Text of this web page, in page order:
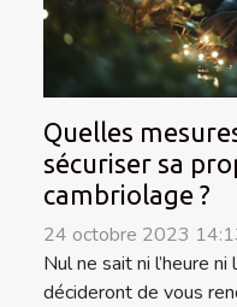
Quelles
sécuriser sa
cambriolage ?
24 octobre 2023
Nul ne sait ni l’heure
décideront de vous